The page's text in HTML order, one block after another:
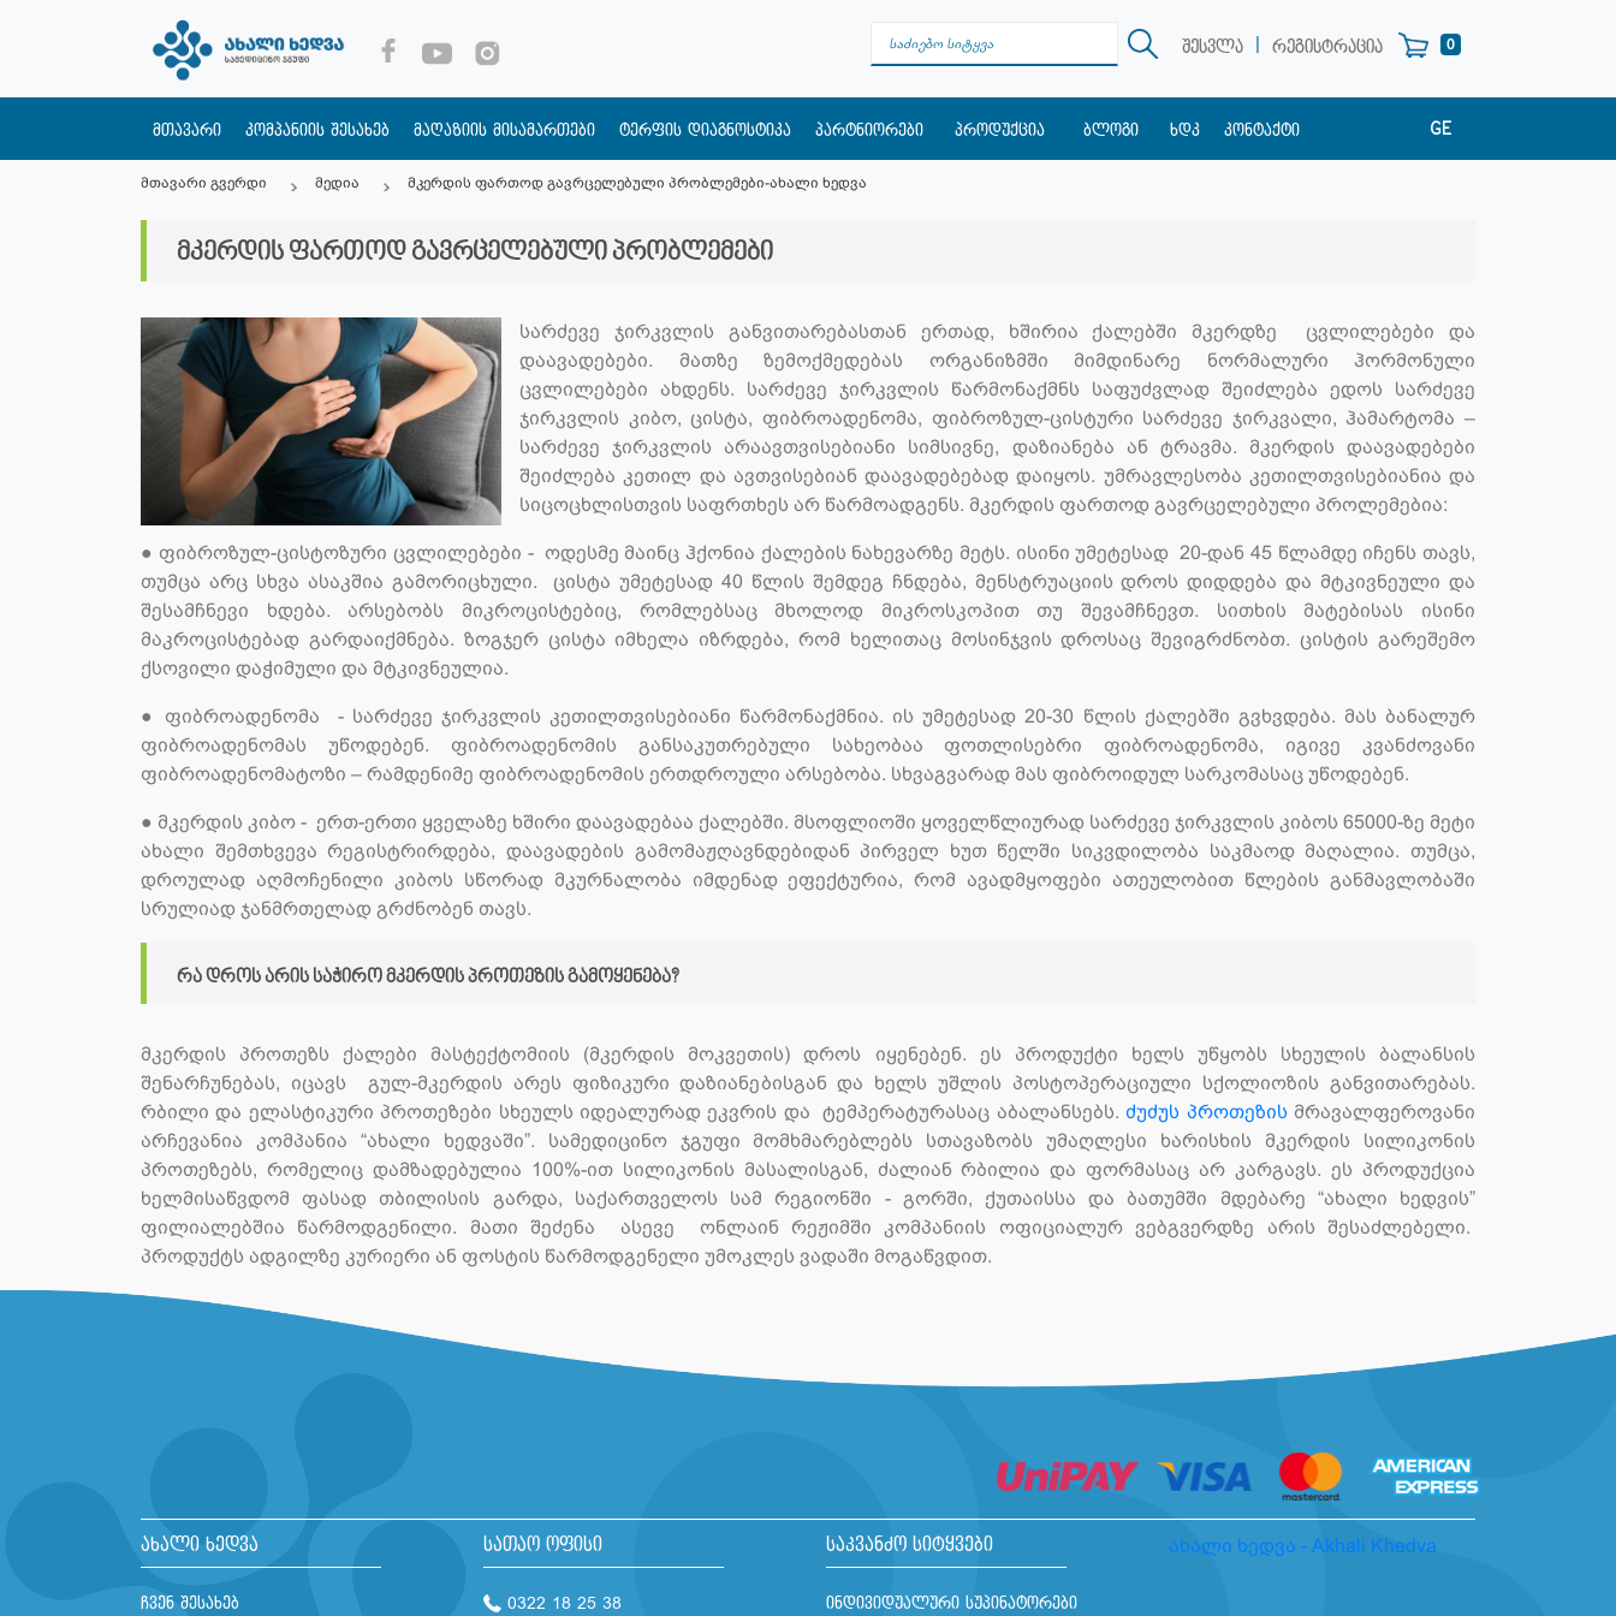
შესვლა | რეგისტრაცია 0
მთავარი კომპანიის შესახებ მაღაზიის მისამართები ტერფის დიაგნოსტიკა პარტნიორები პროდუქცია ბლოგი ხდკ კონტაქტი GE
მთავარი გვერდი მედია მკერდის ფართოდ გავრცელებული პრობლემები-ახალი ხედვა
მკერდის ფართოდ გავრცელებული პრობლემები
სარძევე ჯირკვლის განვითარებასთან ერთად, ხშირია ქალებში მკერდზე ცვლილებები და
დაავადებები. მათზე ზემოქმედებას ორგანიზმში მიმდინარე ნორმალური ჰორმონული
ცვლილებები ახდენს. სარძევე ჯირკვლის წარმონაქმნს საფუძვლად შეიძლება ედოს სარძევე
ჯირკვლის კიბო, ცისტა, ფიბროადენომა, ფიბროზულ-ცისტური სარძევე ჯირკვალი, ჰამარტომა –
სარძევე ჯირკვლის არაავთვისებიანი სიმსივნე, დაზიანება ან ტრავმა. მკერდის დაავადებები
შეიძლება კეთილ და ავთვისებიან დაავადებებად დაიყოს. უმრავლესობა კეთილთვისებიანია და
სიცოცხლისთვის საფრთხეს არ წარმოადგენს. მკერდის ფართოდ გავრცელებული პროლემებია:
● ფიბროზულ-ცისტოზური ცვლილებები - ოდესმე მაინც ჰქონია ქალების ნახევარზე მეტს. ისინი უმეტესად 20-დან 45 წლამდე იჩენს თავს,
თუმცა არც სხვა ასაკშია გამორიცხული. ცისტა უმეტესად 40 წლის შემდეგ ჩნდება, მენსტრუაციის დროს დიდდება და მტკივნეული და
შესამჩნევი ხდება. არსებობს მიკროცისტებიც, რომლებსაც მხოლოდ მიკროსკოპით თუ შევამჩნევთ. სითხის მატებისას ისინი
მაკროცისტებად გარდაიქმნება. ზოგჯერ ცისტა იმხელა იზრდება, რომ ხელითაც მოსინჯვის დროსაც შევიგრძნობთ. ცისტის გარეშემო
ქსოვილი დაჭიმული და მტკივნეულია.
●
ფიბროადენომა - სარძევე ჯირკვლის კეთილთვისებიანი წარმონაქმნია. ის უმეტესად 20-30 წლის ქალებში გვხვდება. მას ბანალურ
ფიბროადენომას უწოდებენ. ფიბროადენომის განსაკუთრებული სახეობაა ფოთლისებრი ფიბროადენომა, იგივე კვანძოვანი
ფიბროადენომატოზი – რამდენიმე ფიბროადენომის ერთდროული არსებობა. სხვაგვარად მას ფიბროიდულ სარკომასაც უწოდებენ.
● მკერდის კიბო - ერთ-ერთი ყველაზე ხშირი დაავადებაა ქალებში. მსოფლიოში ყოველწლიურად სარძევე ჯირკვლის კიბოს 65000-ზე მეტი
ახალი შემთხვევა რეგისტრირდება, დაავადების გამომაჟღავნდებიდან პირველ ხუთ წელში სიკვდილობა საკმაოდ მაღალია. თუმცა,
დროულად აღმოჩენილი კიბოს სწორად მკურნალობა იმდენად ეფექტურია, რომ ავადმყოფები ათეულობით წლების განმავლობაში
სრულიად ჯანმრთელად გრძნობენ თავს.
რა დროს არის საჭირო მკერდის პროთეზის გამოყენება?
მკერდის პროთეზს ქალები მასტექტომიის (მკერდის მოკვეთის) დროს იყენებენ. ეს პროდუქტი ხელს უწყობს სხეულის ბალანსის
შენარჩუნებას, იცავს გულ-მკერდის არეს ფიზიკური დაზიანებისგან და ხელს უშლის პოსტოპერაციული სქოლიოზის განვითარებას.
რბილი და ელასტიკური პროთეზები სხეულს იდეალურად ეკვრის და ტემპერატურასაც აბალანსებს.ძუძუს პროთეზისმრავალფეროვანი
არჩევანია კომპანია “ახალი ხედვაში”. სამედიცინო ჯგუფი მომხმარებლებს სთავაზობს უმაღლესი ხარისხის მკერდის სილიკონის
პროთეზებს, რომელიც დამზადებულია 100%-ით სილიკონის მასალისგან, ძალიან რბილია და ფორმასაც არ კარგავს. ეს პროდუქცია
ხელმისაწვდომ ფასად თბილისის გარდა, საქართველოს სამ რეგიონში - გორში, ქუთაისსა და ბათუმში მდებარე “ახალი ხედვის”
ფილიალებშია წარმოდგენილი. მათი შეძენა ასევე ონლაინ რეჟიმში კომპანიის ოფიციალურ ვებგვერდზე არის შესაძლებელი.
პროდუქტს ადგილზე კურიერი ან ფოსტის წარმოდგენელი უმოკლეს ვადაში მოგაწვდით.
ახალი ხედვა
ჩვენ შესახებ
სათაო ოფისი
0322 18 25 38
საკვანძო სიტყვები
ინდივიდუალური სუპინატორები
ახალი ხედვა - Akhali Khedva